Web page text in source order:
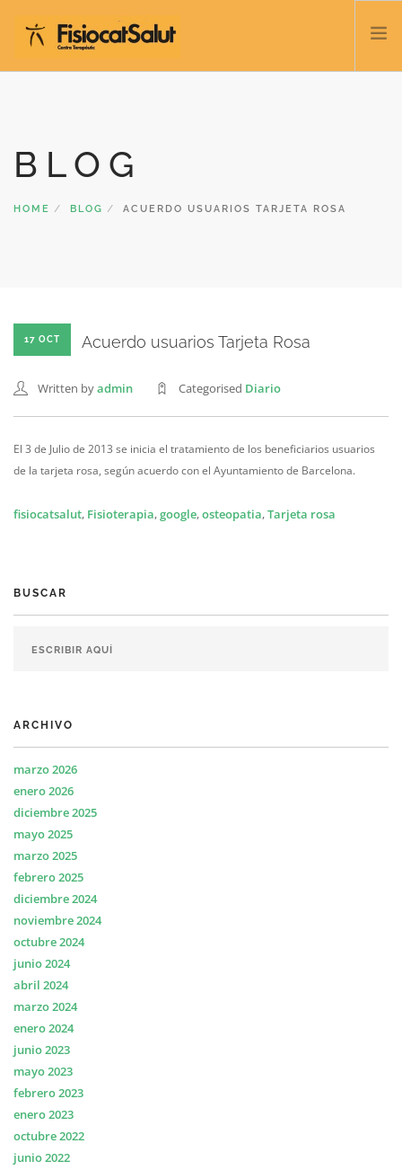
NOSOTROS
BLOG
BLOG
HOME BLOG ACUERDO USUARIOS TARJETA ROSA
17 OCT Acuerdo usuarios Tarjeta Rosa
Written byadmin Categorised Diario
El 3 de Julio de 2013 se inicia el tratamiento de los beneficiarios usuarios
de la tarjeta rosa, según acuerdo con el Ayuntamiento de Barcelona.
fisiocatsalut, Fisioterapia,google,osteopatia,Tarjeta rosa
BUSCAR
ARCHIVO
marzo 2026
enero 2026
diciembre 2025
mayo 2025
marzo 2025
febrero 2025
diciembre 2024
noviembre 2024
octubre 2024
junio 2024
abril 2024
marzo 2024
enero 2024
junio 2023
mayo 2023
febrero 2023
enero 2023
octubre 2022
junio 2022